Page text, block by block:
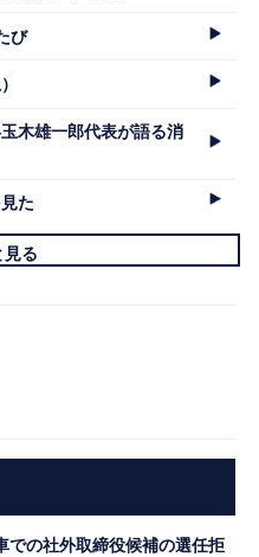
び
木雄一郎代表が語る消
た
見る
での社外取締役候補の選任拒